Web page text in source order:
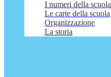
I numeri della scuola
Le carte della scuola
Organizzazione
La storia